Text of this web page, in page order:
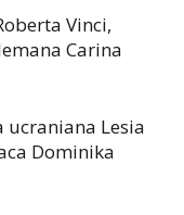
Vinci,
Carina
ucraniana Lesia
Dominika